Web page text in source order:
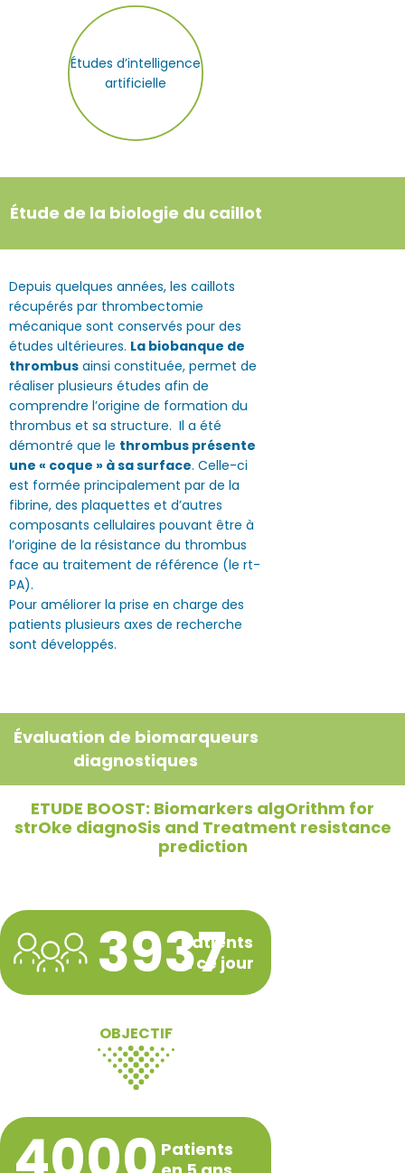
Études d’intelligence
artificielle
Étude de la biologie du caillot
Depuis quelques années, les caillots
récupérés par thrombectomie
mécanique sont conservés pour des
études ultérieures. La biobanque de
thrombus ainsi constituée, permet de
réaliser plusieurs études afin de
comprendre l’origine de formation du
thrombus et sa structure. Il a été
démontré que le thrombus présente
une « coque » à sa surface. Celle-ci
est formée principalement par de la
fibrine, des plaquettes et d’autres
composants cellulaires pouvant être à
l’origine de la résistance du thrombus
face au traitement de référence (le rt-
PA).
Pour améliorer la prise en charge des
patients plusieurs axes de recherche
sont développés.
Évaluation de biomarqueurs
diagnostiques
ETUDE BOOST: Biomarkers algOrithm for
strOke diagnoSis and Treatment resistance
prediction
3937
Patients
à ce jour
OBJECTIF
Patients